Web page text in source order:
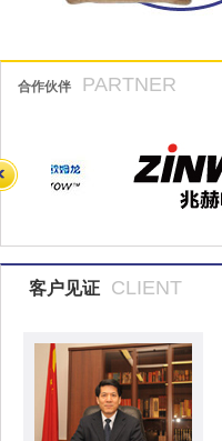
合作伙伴 PARTNER
客户见证 CLIENT